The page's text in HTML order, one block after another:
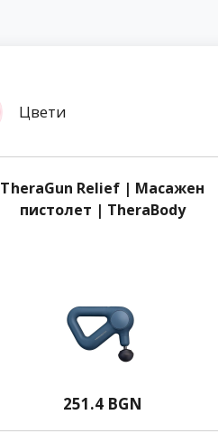
Цвети
TheraGun Relief | Масажен
пистолет | TheraBody
251.4 BGN